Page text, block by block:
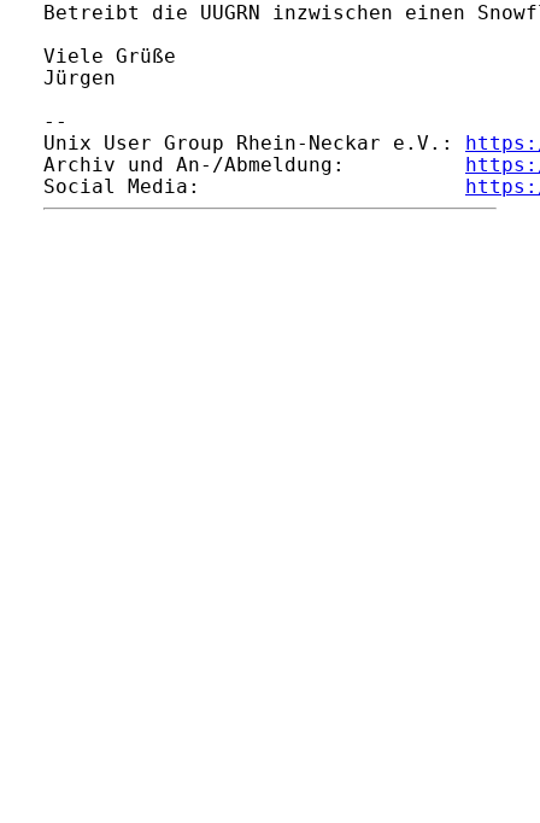
Betreibt die UUGRN inzwischen einen
Viele Grüße
Jürgen
--
Unix User Group Rhein-Neckar e.V.:
Archiv und An-/Abmeldung:
Social Media: